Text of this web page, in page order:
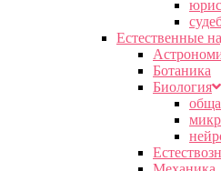
Естественные
Ботаника
Биология